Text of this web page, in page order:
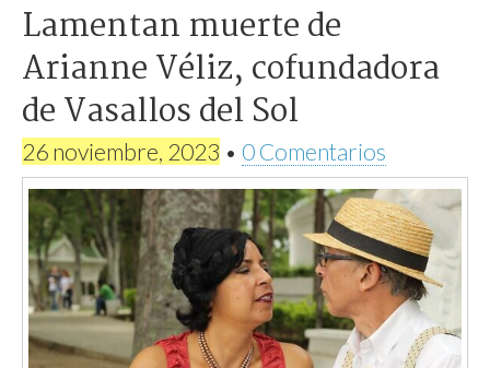
Lamentan muerte de
Arianne Véliz, cofundadora
de Vasallos del Sol
26 noviembre, 2023 • 0 Comentarios